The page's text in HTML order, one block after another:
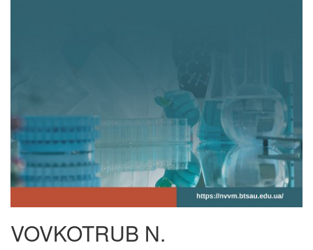
VOVKOTRUB N.